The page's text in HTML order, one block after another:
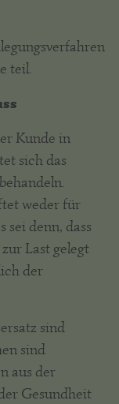
teil.
Kunde in
sich das
weder für
sei denn, dass
Last gelegt
der
sind
sind
aus der
Gesundheit